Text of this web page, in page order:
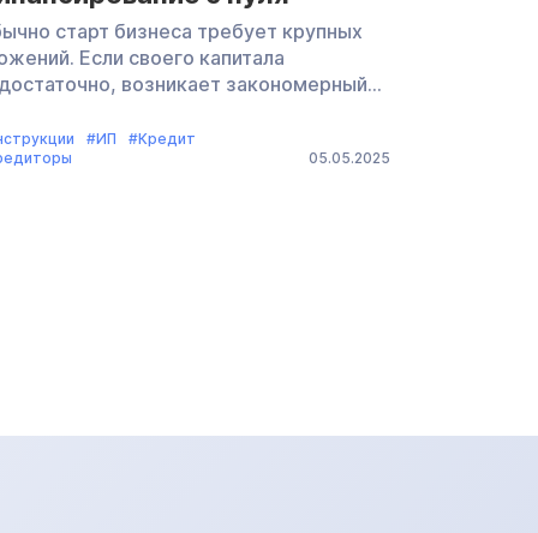
старт бизнеса требует крупных
Если своего капитала
возникает закономерный
какие есть способы
какие требования
#ИП
#Кредит
05.05.2025